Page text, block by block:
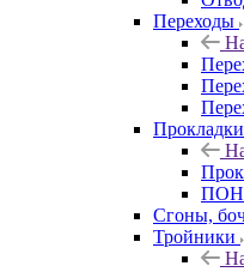
Переходы
ПОН
Сгоны,
Тройники